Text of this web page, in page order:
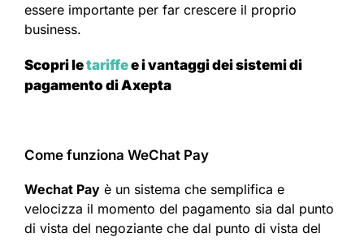
essere importante per far crescere il proprio
business.
Scopri letariffee i vantaggi dei sistemi di
pagamento di Axepta
Come funziona WeChat Pay
Wechat Pay è un sistema che semplifica e
velocizza il momento del pagamento sia dal punto
di vista del negoziante che dal punto di vista del